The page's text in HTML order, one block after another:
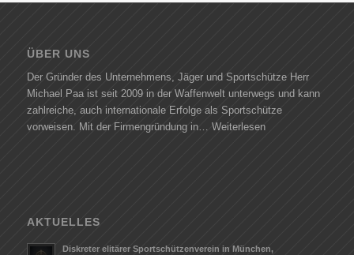
ÜBER UNS
Der Gründer des Unternehmens, Jäger und Sportschütze Herr
Michael Paa ist seit 2009 in der Waffenwelt unterwegs und kann
zahlreiche, auch internationale Erfolge als Sportschütze
vorweisen. Mit der Firmengründung in… Weiterlesen
AKTUELLES
Diskreter elitärer Sportschützenverein in München,